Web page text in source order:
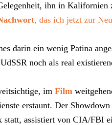
ihn in Kalifornien
, das ich jetzt zur
darin ein wenig Patina
noch als real
im Film
erstaunt. Der
assistiert von CIA/FBI